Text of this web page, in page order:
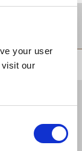
your user
our